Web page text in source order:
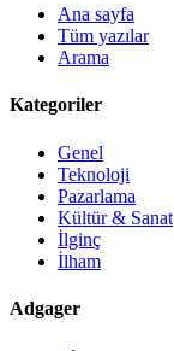
Ana sayfa
Tüm yazılar
Arama
Kategoriler
Genel
Teknoloji
Pazarlama
Kültür & Sanat
İlginç
İlham
Adgager